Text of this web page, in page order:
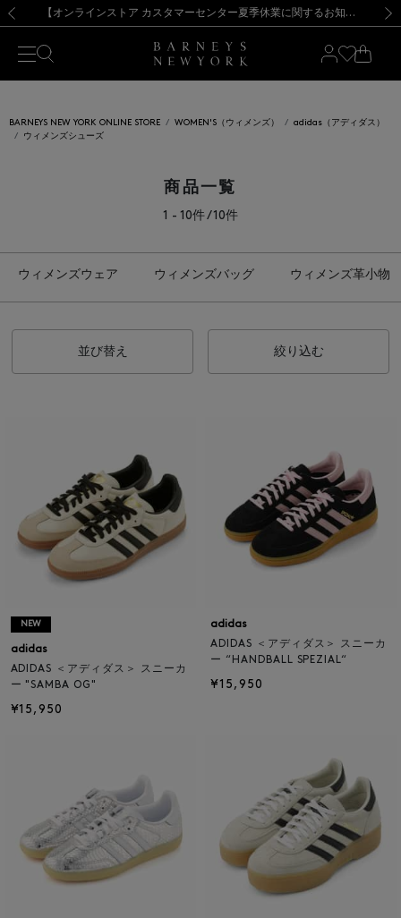
新規登録のお客様も対象！＜MY BARNEYS＞会員のお客様は11,000円（税込）以上のお買上げで常時送料無料！お買い物の際は会員登録を！
【夏季休業に伴う出荷一時停止のお知らせ】(2026.8.7) 【オンラインストア カスタマーセンター夏季休業に関するお知らせ】（2026.8.7）
【夏季休業に伴う返品・交換承り一時停止のお知らせ】（2026.8.5）
熊本県を中心とした地震の影響によるお荷物のお届けについて
【開催中】SUMMER SALEのご案内・ご注意事項 新規登録のお客様も対象！＜MY BARNEYS＞会員のお客様は11,000円（税込）以上のお買上げで常時送料無料！お買い物の際は会員登録を！
【夏季休業に伴う出荷一時停止のお知らせ】(2026.8.7)
BARNEYS NEW YORK ONLINE STORE WOMEN'S（ウィメンズ）
adidas（アディダス）
ウィメンズシューズ
商品一覧
1 - 10件 / 10件
ウィメンズウェア ウィメンズバッグ ウィメンズ革小物
並び替え 絞り込む
NEW
adidas
ADIDAS ＜アディダス＞ スニーカ
ー "SAMBA OG"
¥15,950
adidas
ADIDAS ＜アディダス＞ スニーカ
ー “HANDBALL SPEZIAL“
¥15,950